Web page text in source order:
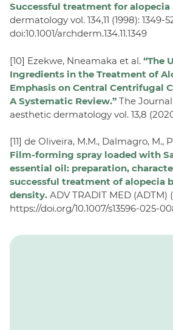
Successful treatment for alopecia
dermatology vol. 134,11 (1998): 1349-
doi:10.1001/archderm.134.11.1349
[10] Ezekwe, Nneamaka et al. “The
Ingredients in the Treatment of
Emphasis on Central Centrifugal
A Systematic Review.” The
aesthetic dermatology vol. 13,8
[11] de Oliveira, M.M., Dalmagro, M.,
Film-forming spray loaded with
essential oil: preparation,
successful treatment of alopecia
density. ADV TRADIT MED (ADTM)
https://doi.org/10.1007/s13596-025-